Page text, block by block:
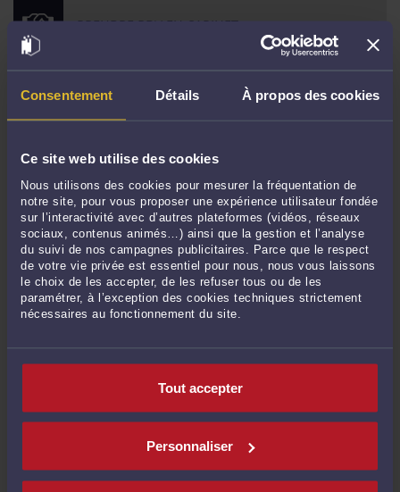
Consentement Détails À propos des cookies
Ce site web utilise des cookies
Nous utilisons des cookies pour mesurer la fréquentation de
notre site, pour vous proposer une expérience utilisateur fondée
sur l’interactivité avec d’autres plateformes (vidéos, réseaux
sociaux, contenus animés…) ainsi que la gestion et l’analyse
du suivi de nos campagnes publicitaires. Parce que le respect
de votre vie privée est essentiel pour nous, nous vous laissons
le choix de les accepter, de les refuser tous ou de les
paramétrer, à l’exception des cookies techniques strictement
nécessaires au fonctionnement du site.
Tout accepter
Personnaliser
PRENDRE RDV EN CABINET
CONSULTER PAR VIDÉO
CONSULTER PAR TÉLÉPHONE
POSER UNE QUESTION ÉCRITE
DERNIÈRES PUBLICATIONS
Opportunité et valeur juridique d’une expertise privée par Expert de justice
Le 3 févr. 2021 à 19:43
COVID et LOYERS COMMERCIAUX-Le 15 déc. 2020 à 17:20
CONSTRUCTION EN MILIEU URBAIN : Enjeux et risques-Le 25 mai 2020 à